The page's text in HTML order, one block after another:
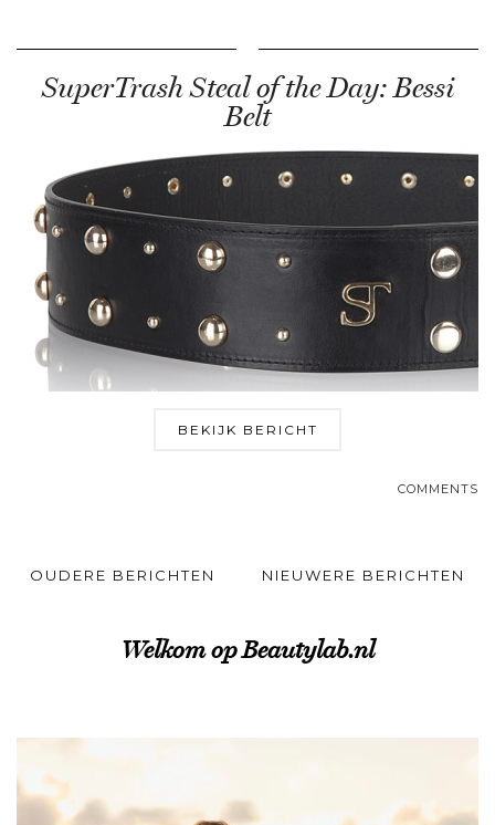
SuperTrash Steal of the Day: Bessi
Belt
BEKIJK BERICHT
COMMENTS
OUDERE BERICHTEN NIEUWERE BERICHTEN
Welkom op Beautylab.nl